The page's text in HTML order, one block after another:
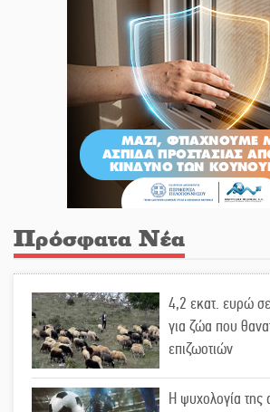
Πρόσφατα Νέα
4,2 εκατ. ευρώ
για ζώα που
επιζωοτιών
Η ψυχολογία της